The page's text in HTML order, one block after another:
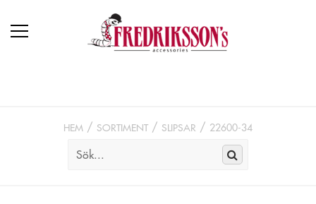
HEM SORTIMENT SLIPSAR 22600-34